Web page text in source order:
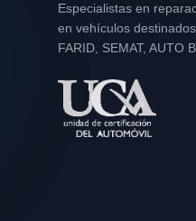
Especialistas en
en vehículos
FARID, SEMAT, AUTO